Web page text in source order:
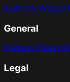
Auditoría Widget
General
Partners Planes
Legal